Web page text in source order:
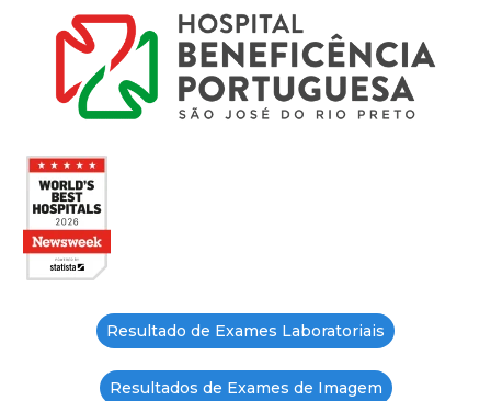
Resultado de Exames Laboratoriais
Resultados de Exames de Imagem